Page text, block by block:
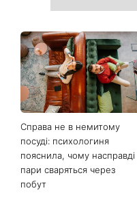
Справа не в немитому
посуді: психологиня
пояснила, чому насправді
пари сваряться через
побут